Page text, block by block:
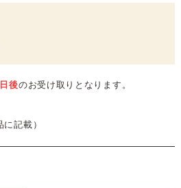
後のお受け取りとなります。
記載）